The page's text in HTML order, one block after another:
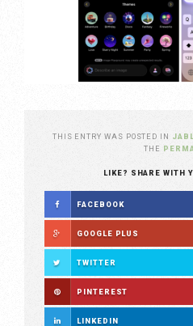
THIS ENTRY WAS POSTED IN
THE
LIKE? SHARE WITH
FACEBOOK
GOOGLE PLUS
TWITTER
PINTEREST
LINKEDIN